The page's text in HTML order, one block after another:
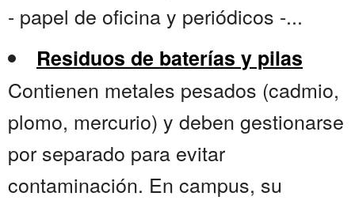
- papel de oficina y periódicos -...
Residuos de baterías y pilas
Contienen metales pesados (cadmio,
plomo, mercurio) y deben gestionarse
por separado para evitar
contaminación. En campus, su